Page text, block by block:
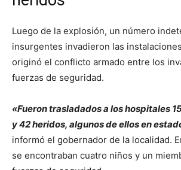
Luego de la explosión, un número
insurgentes invadieron las
originó el conflicto armado entre los
fuerzas de seguridad.
«Fueron trasladados a los hospitales
y 42 heridos, algunos de ellos en
informó el gobernador de la localidad.
se encontraban cuatro niños y un